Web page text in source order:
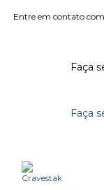
Entre em contato com
Faça
Faça